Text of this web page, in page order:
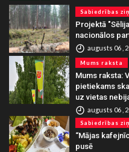
Sabiedrības
Projektā
nacionālos
augusts 06 ,
Mums raksta
Mums raksta:
pietiekams
uz vietas
augusts 06 ,
Sabiedrības
“Mājas
pusē